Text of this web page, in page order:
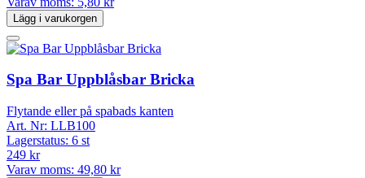
Lägg i varukorgen
Spa Bar Uppblåsbar Bricka
Flytande eller på spabads kanten
Art. Nr: LLB100
Lagerstatus: 6 st
249 kr
Varav moms: 49,80 kr